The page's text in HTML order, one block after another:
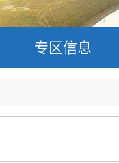
专区信息